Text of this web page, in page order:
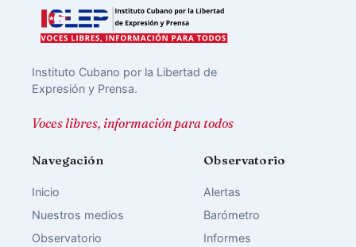
Instituto Cubano por la Libertad de
Expresión y Prensa.
Voces libres, información para todos
Navegación
Inicio
Nuestros medios
Observatorio
Observatorio
Alertas
Barómetro
Informes